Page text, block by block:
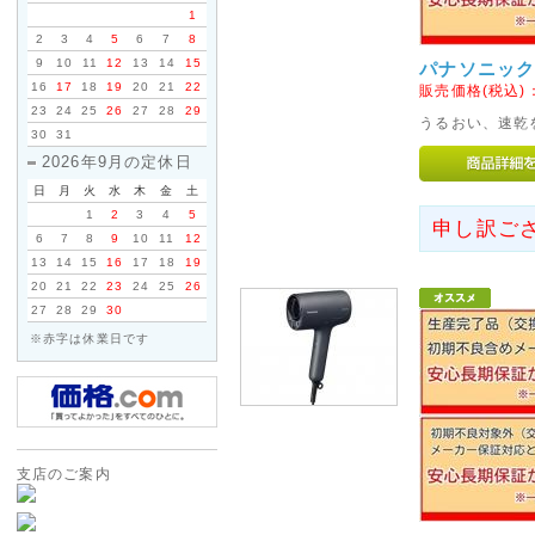
1
2
3 4 5 6 7
8
9
10 11 12 13 14
15
16
17 18 19 20 21
22
23
24 25 26 27 28
29
30
31
2026年9月の定休日
日 月 火 水 木 金
土
1
2 3 4
5
6
7 8 9 10 11
12
13
14 15 16 17 18
19
20
21 22 23 24 25
26
27
28 29 30
※赤字は休業日です
支店のご案内
台風の影響により集荷、配
ご利用のお客様にはご迷惑
文を頂きます様お願い申し
<重要>hotmail
えてご注文いただきますようお
りません。
お客様よりメールが届いてな
ておりますが、メールアドレス
と返信は届きませんのでご注意
自動返信メール・お問い合わ
ざいますが、メールアドレス
パナソニッ
販売価格(税込)
うるおい、速
申し訳ご